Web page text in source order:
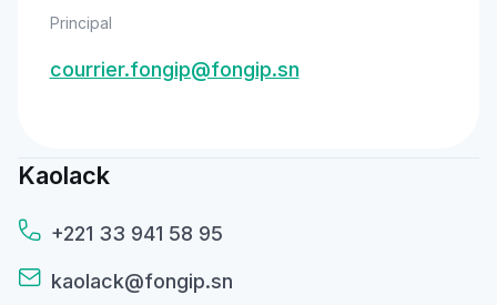
Principal
courrier.fongip@fongip.sn
Kaolack
+221 33 941 58 95
kaolack@fongip.sn